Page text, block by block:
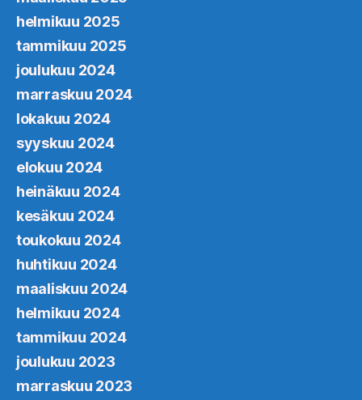
helmikuu 2025
tammikuu 2025
joulukuu 2024
marraskuu 2024
lokakuu 2024
syyskuu 2024
elokuu 2024
heinäkuu 2024
kesäkuu 2024
toukokuu 2024
huhtikuu 2024
maaliskuu 2024
helmikuu 2024
tammikuu 2024
joulukuu 2023
marraskuu 2023